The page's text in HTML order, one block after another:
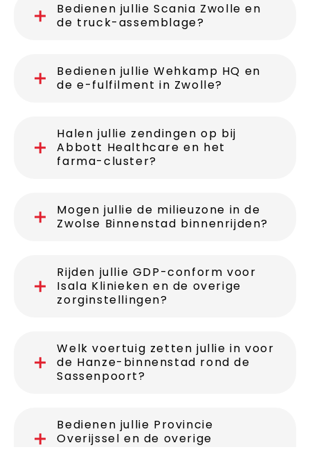
Bedienen jullie Scania Zwolle en
de truck-assemblage?
Bedienen jullie Wehkamp HQ en
de e-fulfilment in Zwolle?
Halen jullie zendingen op bij
Abbott Healthcare en het
farma-cluster?
Mogen jullie de milieuzone in de
Zwolse Binnenstad binnenrijden?
Rijden jullie GDP-conform voor
Isala Klinieken en de overige
zorginstellingen?
Welk voertuig zetten jullie in voor
de Hanze-binnenstad rond de
Sassenpoort?
Bedienen jullie Provincie
Overijssel en de overige